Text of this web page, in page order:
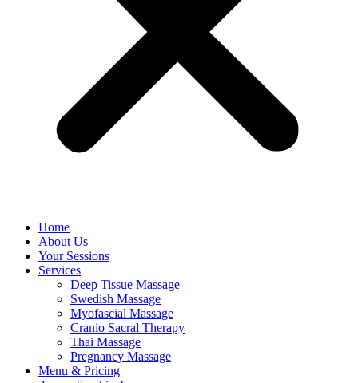
Home
About Us
Your Sessions
Services
Deep Tissue Massage
Swedish Massage
Myofascial Massage
Cranio Sacral Therapy
Thai Massage
Pregnancy Massage
Menu & Pricing